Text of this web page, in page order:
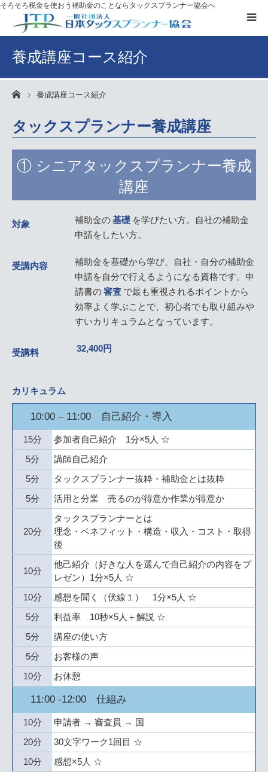
そろそろ税金を使おう 補助金のことならタックスプランナー協会へ
養成講座コース紹介
養成講座コース紹介
タックスプランナー養成講座
① シニアタックスプランナー養成
講座
対象 補助金の基礎 を学びたい方。自社の補助金
申請をしたい方。
受講内容
補助金を基礎から学び、自社・自分の補助金
申請を自分で行えるようになる資格です。申
請書の審査 で最も重視されるポイントから
効率よく学ぶことで、初心者でも取り組みや
すいカリキュラムとなっています。
受講料 32,400円
カリキュラム
10:00 – 11:00 自己紹介・導入
15分
参加者自己紹介 1分×5人 ☆
5分
講師自己紹介
5分
タックスプランナー抜粋・補助金とは抜粋
5分
活用と分業 売るのが得意か作業が得意か
20分
タックスプランナーとは
理念・ベネフィット・構造・収入・コスト・取得
後
10分
他己紹介（好きな人を選んで自己紹介の内容をプ
レゼン）1分×5人 ☆
10分
感想を聞く（伏線１） 1分×5人 ☆
5分
利益率 10秒×5人＋解説 ☆
5分
講座の使い方
5分
お客様の声
10分
お休憩
11:00 -12:00 仕組み
10分
申請者 → 審査員 → 国
20分
30文字ワーク1回目 ☆
10分
感想×5人 ☆
補助金を活用したい方へ
ブログ
タックスプランナーについて知る